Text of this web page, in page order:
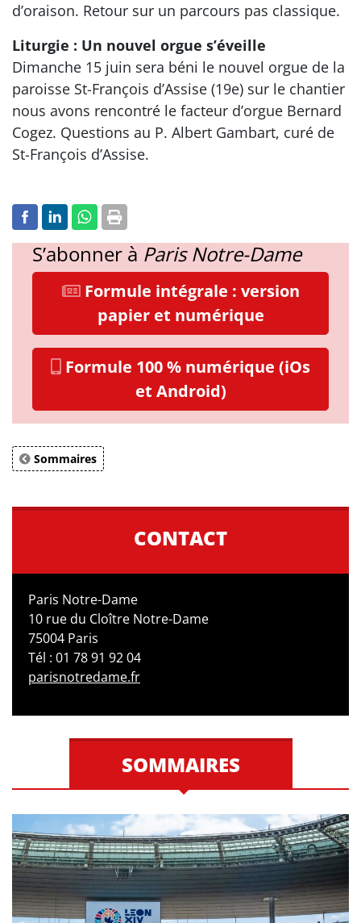
d’oraison. Retour sur un parcours pas classique.
Liturgie : Un nouvel orgue s’éveille
Dimanche 15 juin sera béni le nouvel orgue de la
paroisse St-François d’Assise (19e) sur le chantier
nous avons rencontré le facteur d’orgue Bernard
Cogez. Questions au P. Albert Gambart, curé de
St-François d’Assise.
S’abonner à Paris Notre-Dame
Formule intégrale : version
papier et numérique
Formule 100 % numérique (iOs
et Android)
Sommaires
CONTACT
Paris Notre-Dame
10 rue du Cloître Notre-Dame
75004 Paris
Tél : 01 78 91 92 04
parisnotredame.fr
SOMMAIRES